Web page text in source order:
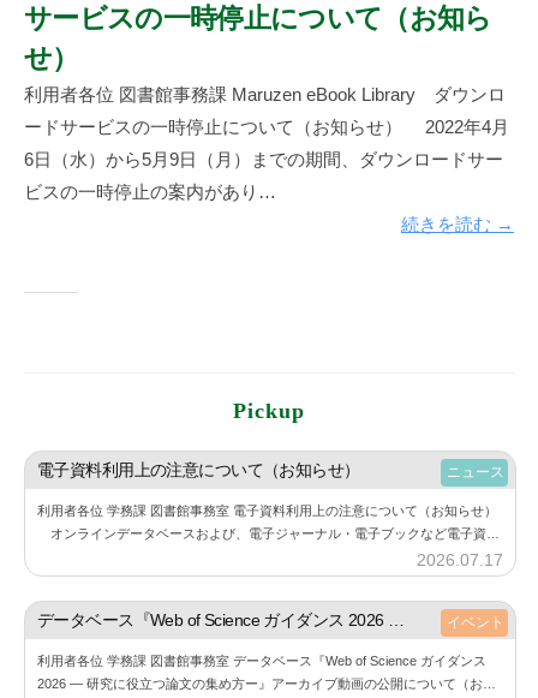
楽
書
館
サービスの一時停止について（お知ら
せ）
利用者各位 図書館事務課 Maruzen eBook Library ダウンロ
ードサービスの一時停止について（お知らせ） 2022年4月
6日（水）から5月9日（月）までの期間、ダウンロードサー
ビスの一時停止の案内があり…
続きを読む →
Pickup
2026.07.17
神
電子資料利用上の注意について（お知らせ） ニュース
利用者各位 学務課 図書館事務室 電子資料利用上の注意について（お知らせ）
オンラインデータベースおよび、電子ジャーナル・電子ブックなど電子資料
の利用にあたり、下記の点にご注意しご利用ください。 また、利用する際に
は必…
イベント
利用者各位 学務課 図書館事務室 データベース『Web of Science ガイダンス
2026 ― 研究に役立つ論文の集め方ー』アーカイブ動画の公開について（お知